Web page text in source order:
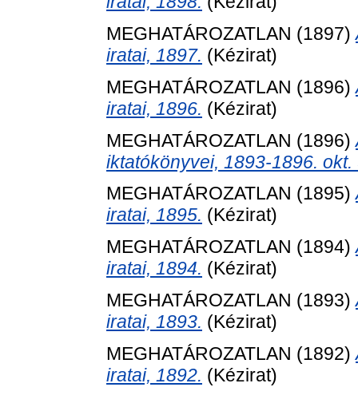
MEGHATÁROZATLAN (1897)
iratai, 1897. (Kézirat)
MEGHATÁROZATLAN (1896)
iratai, 1896. (Kézirat)
MEGHATÁROZATLAN (1896)
iktatókönyvei, 1893-1896. okt.
MEGHATÁROZATLAN (1895)
iratai, 1895. (Kézirat)
MEGHATÁROZATLAN (1894)
iratai, 1894. (Kézirat)
MEGHATÁROZATLAN (1893)
iratai, 1893. (Kézirat)
MEGHATÁROZATLAN (1892)
iratai, 1892. (Kézirat)